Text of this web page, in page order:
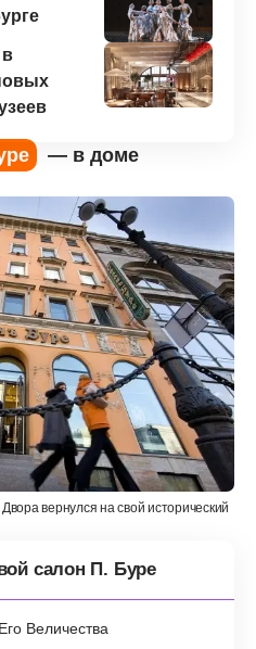
в
— в доме
вернулся на свой исторический
салон П. Буре
Величества